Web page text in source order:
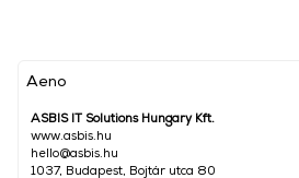
Aeno
ASBIS IT Solutions Hungary Kft.
www.asbis.hu
hello@asbis.hu
1037, Budapest, Bojtár utca 80